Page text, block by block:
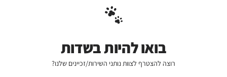
בואו להיות בשדות
רוצה להצטרף לצוות נותני השירות/זכיינים שלנו?